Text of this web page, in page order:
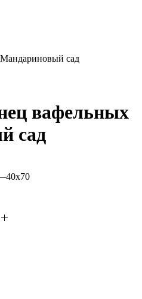
сад
вафельных
сад
40х70